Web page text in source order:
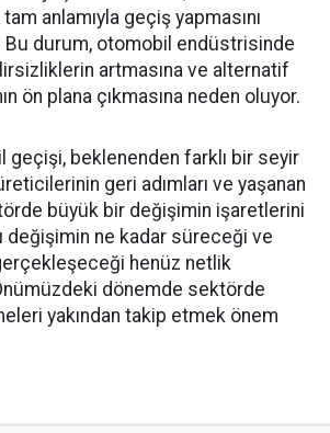
anlamıyla geçiş yapmasını
Bu durum, otomobil endüstrisinde
artmasına ve alternatif
ön plana çıkmasına neden oluyor.
geçişi, beklenenden farklı bir seyir
geri adımları ve yaşanan
büyük bir değişimin işaretlerini
değişimin ne kadar süreceği ve
henüz netlik
dönemde sektörde
yakından takip etmek önem